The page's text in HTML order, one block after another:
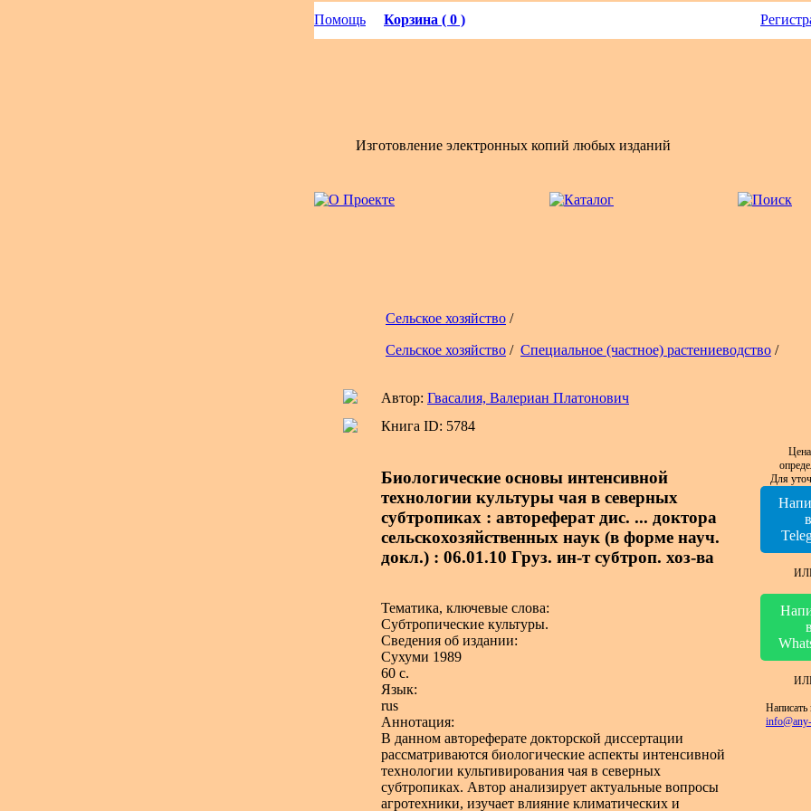
Помощь Корзина ( 0 )
Изготовление электронных копий любых изданий
Сельское хозяйство /
Сельское хозяйство / Специальное (частное) растениеводство /
Автор: Гвасалия, Валериан Платонович
Книга ID: 5784
Биологические основы интенсивной
технологии культуры чая в северных
субтропиках : автореферат дис. ... доктора
сельскохозяйственных наук (в форме науч.
докл.) : 06.01.10 Груз. ин-т субтроп. хоз-ва
Тематика, ключевые слова:
Субтропические культуры.
Сведения об издании:
Сухуми 1989
60 с.
Язык:
rus
Аннотация:
В данном автореферате докторской диссертации
рассматриваются биологические аспекты интенсивной
технологии культивирования чая в северных
субтропиках. Автор анализирует актуальные вопросы
агротехники, изучает влияние климатических и
Для
в
в
Написать